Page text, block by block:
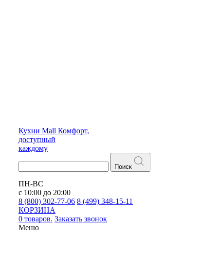
Кухни Mall Комфорт,
доступный
каждому
Поиск
ПН-ВС
с 10:00 до 20:00
8 (800) 302-77-06 8 (499) 348-15-11
КОРЗИНА
0 товаров. Заказать звонок
Меню